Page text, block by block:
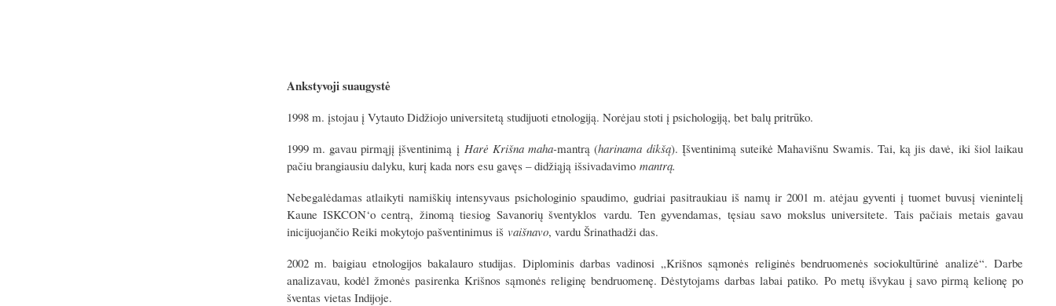
Ankstyvoji suaugystė
1998 m. įstojau į Vytauto Didžiojo universitetą studijuoti etnologiją. Norėjau stoti į psichologiją, bet balų pritrūko.
1999 m. gavau pirmąjį įšventinimą į Harė Krišna maha-mantrą (harinama dikšą). Įšventinimą suteikė Mahavišnu Swamis. Tai, ką jis davė, iki šiol laikau
pačiu brangiausiu dalyku, kurį kada nors esu gavęs – didžiąją išsivadavimo mantrą.
Nebegalėdamas atlaikyti namiškių intensyvaus psichologinio spaudimo, gudriai pasitraukiau iš namų ir 2001 m. atėjau gyventi į tuomet buvusį vienintelį
Kaune ISKCON‘o centrą, žinomą tiesiog Savanorių šventyklos vardu. Ten gyvendamas, tęsiau savo mokslus universitete. Tais pačiais metais gavau
inicijuojančio Reiki mokytojo pašventinimus iš vaišnavo, vardu Šrinathadži das.
2002 m. baigiau etnologijos bakalauro studijas. Diplominis darbas vadinosi „Krišnos sąmonės religinės bendruomenės sociokultūrinė analizė“. Darbe
analizavau, kodėl žmonės pasirenka Krišnos sąmonės religinę bendruomenę. Dėstytojams darbas labai patiko. Po metų išvykau į savo pirmą kelionę po
šventas vietas Indijoje.